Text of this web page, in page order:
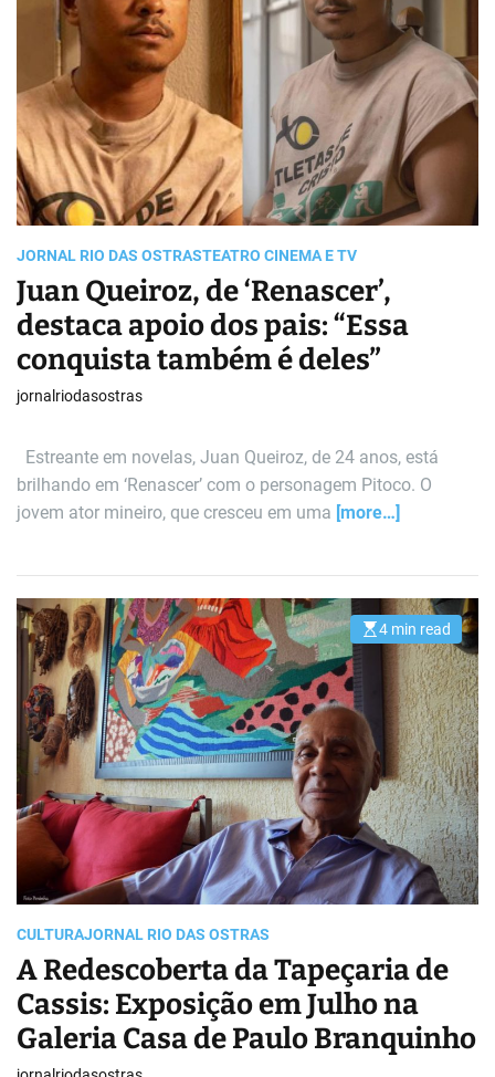
m
a
t
e
r
e
a
d
t
i
m
e
JORNAL RIO DAS OSTRASTEATRO CINEMA E TV
Juan Queiroz, de ‘Renascer’,
destaca apoio dos pais: “Essa
conquista também é deles”
jornalriodasostras
Estreante em novelas, Juan Queiroz, de 24 anos, está
brilhando em ‘Renascer’ com o personagem Pitoco. O
jovem ator mineiro, que cresceu em uma [more…]
E
s
t
i
m
a
t
e
d
r
e
a
d
t
i
m
e
4 min read
CULTURAJORNAL RIO DAS OSTRAS
A Redescoberta da Tapeçaria de
Cassis: Exposição em Julho na
Galeria Casa de Paulo Branquinho